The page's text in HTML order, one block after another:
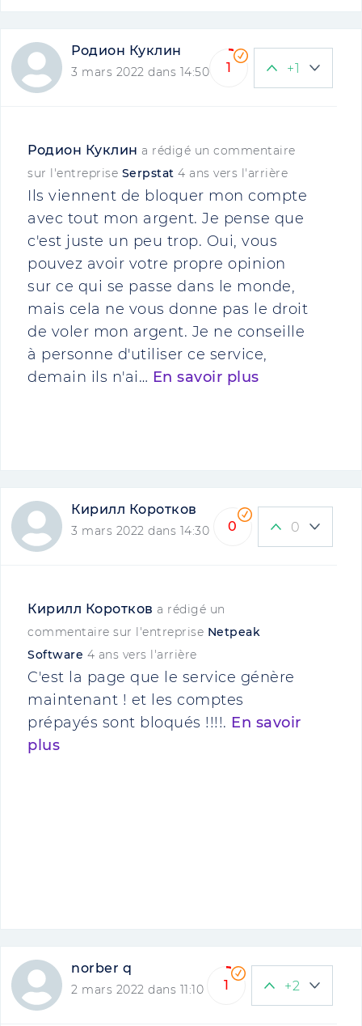
Родион Куклин
3 mars 2022 dans 14:50 1 +1
Родион Куклин a rédigé un commentaire
sur l'entreprise Serpstat 4 ans vers l'arrière
Ils viennent de bloquer mon compte
avec tout mon argent. Je pense que
c'est juste un peu trop. Oui, vous
pouvez avoir votre propre opinion
sur ce qui se passe dans le monde,
mais cela ne vous donne pas le droit
de voler mon argent. Je ne conseille
à personne d'utiliser ce service,
demain ils n'ai… En savoir plus
Кирилл Коротков
3 mars 2022 dans 14:30 0 0
Кирилл Коротков a rédigé un
commentaire sur l'entreprise Netpeak
Software 4 ans vers l'arrière
C'est la page que le service génère
maintenant ! et les comptes
prépayés sont bloqués !!!!. En savoir
plus
norber q
2 mars 2022 dans 11:10 1 +2